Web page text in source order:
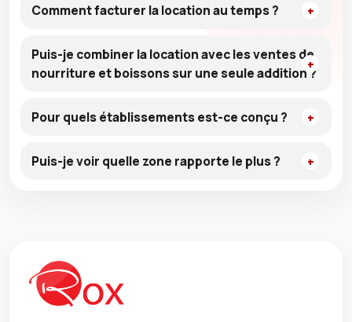
Comment facturer la location au temps ?
Puis-je combiner la location avec les ventes de
nourriture et boissons sur une seule addition ?
Pour quels établissements est-ce conçu ?
Puis-je voir quelle zone rapporte le plus ?